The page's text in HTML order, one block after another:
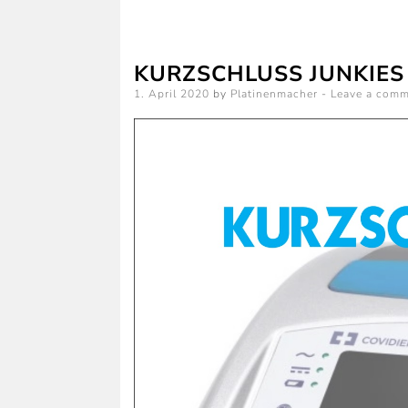
KURZSCHLUSS
Posted
1. April 2020 by Platinenmacher Leave a